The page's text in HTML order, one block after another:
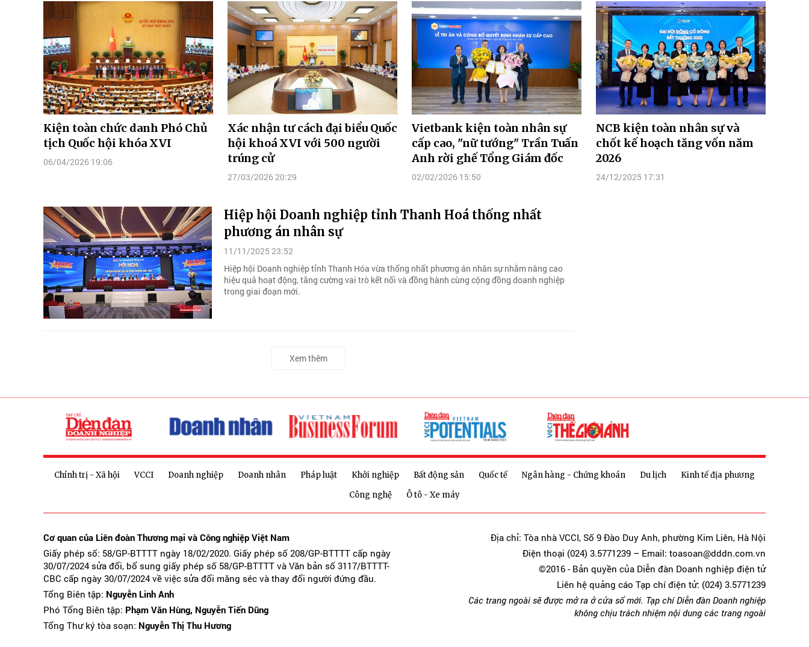
Kiện toàn chức danh Phó Chủ
tịch Quốc hội khóa XVI
06/04/2026 19:06
Xác nhận tư cách đại biểu Quốc
hội khoá XVI với 500 người
trúng cử
27/03/2026 20:29
Vietbank kiện toàn nhân sự
cấp cao, "nữ tướng" Trần Tuấn
Anh rời ghế Tổng Giám đốc
02/02/2026 15:50
NCB kiện toàn nhân sự và
chốt kế hoạch tăng vốn năm
2026
24/12/2025 17:31
Hiệp hội Doanh nghiệp tỉnh Thanh Hoá thống nhất
phương án nhân sự
11/11/2025 23:52
Hiệp hội Doanh nghiệp tỉnh Thanh Hóa vừa thống nhất phương án nhân sự nhằm nâng cao
hiệu quả hoạt động, tăng cường vai trò kết nối và đồng hành cùng cộng đồng doanh nghiệp
trong giai đoạn mới.
Xem thêm
Chính trị - Xã hội VCCI Doanh nghiệp Doanh nhân Pháp luật Khởi nghiệp Bất động sản Quốc tế Ngân hàng - Chứng khoán Du lịch
Kinh tế địa phương
Công nghệ
Ô tô - Xe máy
Cơ quan của Liên đoàn Thương mại và Công nghiệp Việt Nam
Giấy phép số: 58/GP-BTTTT ngày 18/02/2020. Giấy phép số 208/GP-BTTTT cấp ngày
30/07/2024 sửa đổi, bổ sung giấy phép số 58/GP-BTTTT và Văn bản số 3117/BTTTT-
CBC cấp ngày 30/07/2024 về việc sửa đổi măng séc và thay đổi người đứng đầu.
Tổng Biên tập: Nguyễn Linh Anh
Phó Tổng Biên tập: Phạm Văn Hùng, Nguyễn Tiến Dũng
Tổng Thư ký tòa soạn: Nguyễn Thị Thu Hương
Địa chỉ: Tòa nhà VCCI, Số 9 Đào Duy Anh, phường Kim Liên, Hà Nội
Điện thoại (024) 3.5771239 – Email: toasoan@dddn.com.vn
©2016 - Bản quyền của Diễn đàn Doanh nghiệp điện tử
Liên hệ quảng cáo Tạp chí điện tử: (024) 3.5771239
Các trang ngoài sẽ được mở ra ở cửa sổ mới. Tạp chí Diễn đàn Doanh nghiệp
không chịu trách nhiệm nội dung các trang ngoài